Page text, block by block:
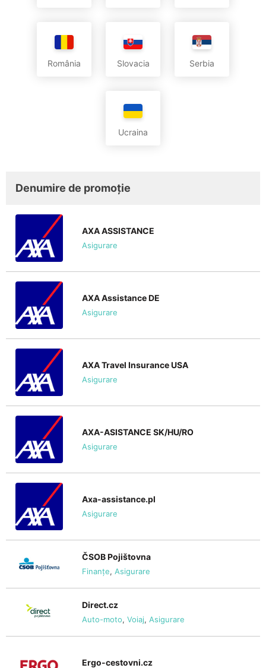
România Slovacia Serbia
Ucraina
Denumire de promoție
AXA ASSISTANCE
Asigurare
AXA Assistance DE
Asigurare
AXA Travel Insurance USA
Asigurare
AXA-ASISTANCE SK/HU/RO
Asigurare
Axa-assistance.pl
Asigurare
ČSOB Pojištovna
Finanțe, Asigurare
Direct.cz
Auto-moto, Voiaj, Asigurare
Ergo-cestovni.cz